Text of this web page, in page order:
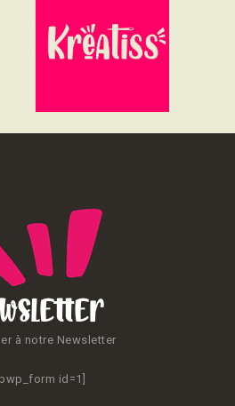
à notre Newsletter
id=1]